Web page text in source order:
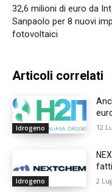
32,6 milioni di euro da
Sanpaolo per 8 nuovi
fotovoltaici
Articoli correlati
Idrogeno 12
Idrogeno 2